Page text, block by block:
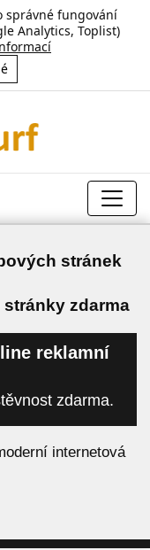
správné fungování
Analytics, Toplist)
stránek
stránky zdarma
reklamní
zdarma.
internetová